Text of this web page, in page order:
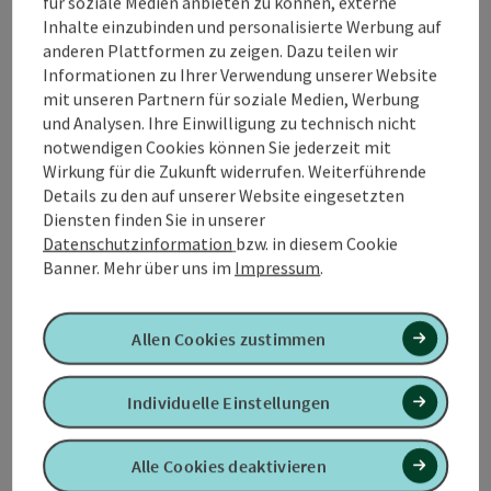
Telefon
+43 7249 42071-112
E-Mail
martina.maderthaner@quellenviertel.at
Alexandra Metz
Gästeservice
Telefon
+43 7249 42071-335
E-Mail
alexandra.metz@quellenviertel.at
Inhalte einzubinden und personalisierte Werbung auf
anderen Plattformen zu zeigen. Dazu teilen wir
Informationen zu Ihrer Verwendung unserer Website
mit unseren Partnern für soziale Medien, Werbung
und Analysen. Ihre Einwilligung zu technisch nicht
notwendigen Cookies können Sie jederzeit mit
Wirkung für die Zukunft widerrufen. Weiterführende
Details zu den auf unserer Website eingesetzten
Diensten finden Sie in unserer
Datenschutzinformation bzw. in diesem Cookie
Banner. Mehr über uns im Impressum.
Alle Cookies deaktivieren
Individuelle Einstellungen
Allen Cookies zustimmen